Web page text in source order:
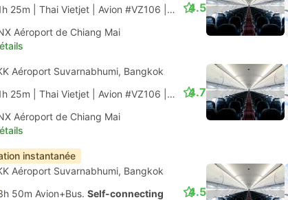
25m | Thai Vietjet Avion #VZ106 Classe économique
Aéroport de Chiang Mai
4.5
Aéroport Suvarnabhumi, Bangkok
25m | Thai Vietjet Avion #VZ106 Classe économique
Aéroport de Chiang Mai
4.7
instantanée
Aéroport Suvarnabhumi, Bangkok
50m Avion+Bus. Self-connecting 4.5